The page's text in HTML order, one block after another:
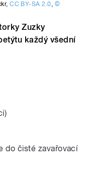
,CC BY-SA 2.0, ©
Zuzky
každý všední
do čisté zavařovací